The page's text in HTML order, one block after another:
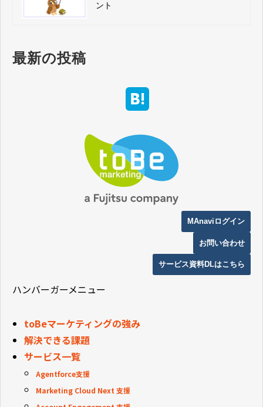
ント
最新の投稿
MAnaviログイン
お問い合わせ
サービス資料DLはこちら
ハンバーガーメニュー
toBeマーケティングの強み
解決できる課題
サービス一覧
Agentforce支援
Marketing Cloud Next 支援